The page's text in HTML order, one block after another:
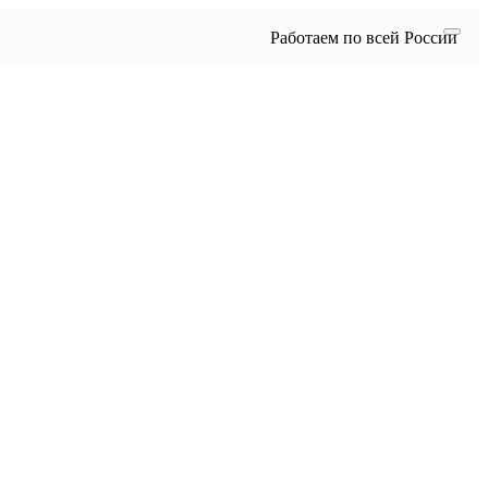
Работаем по всей России